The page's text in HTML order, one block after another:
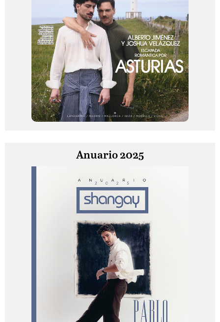
Anuario 2025